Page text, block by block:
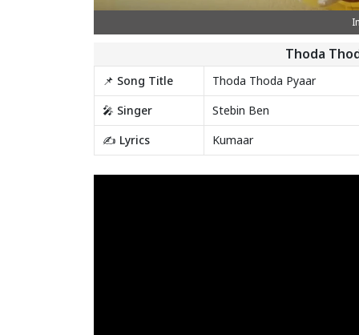
Thoda
📌 Song Title
Thoda Thoda Pyaar
🎤 Singer
Stebin Ben
✍️ Lyrics
Kumaar